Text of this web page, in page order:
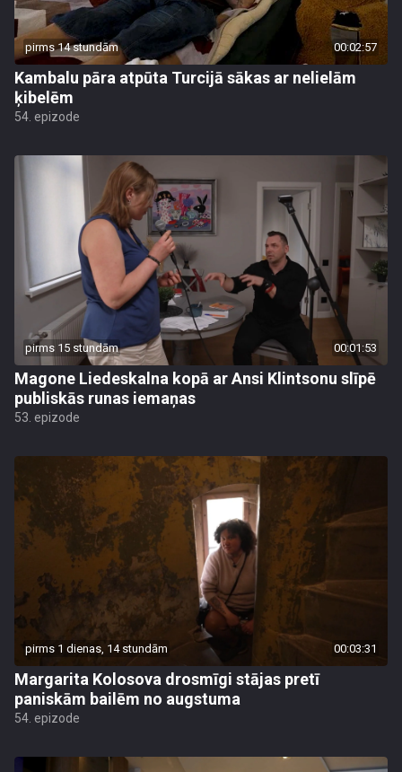
pirms 14 stundām 00:02:57
Kambalu pāra atpūta Turcijā sākas ar nelielām
ķibelēm
54. epizode
pirms 15 stundām 00:01:53
Magone Liedeskalna kopā ar Ansi Klintsonu slīpē
publiskās runas iemaņas
53. epizode
pirms 1 dienas, 14 stundām 00:03:31
Margarita Kolosova drosmīgi stājas pretī
paniskām bailēm no augstuma
54. epizode